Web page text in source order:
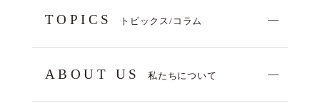
TOPICS トピックス/コラム
ABOUT US 私たちについて